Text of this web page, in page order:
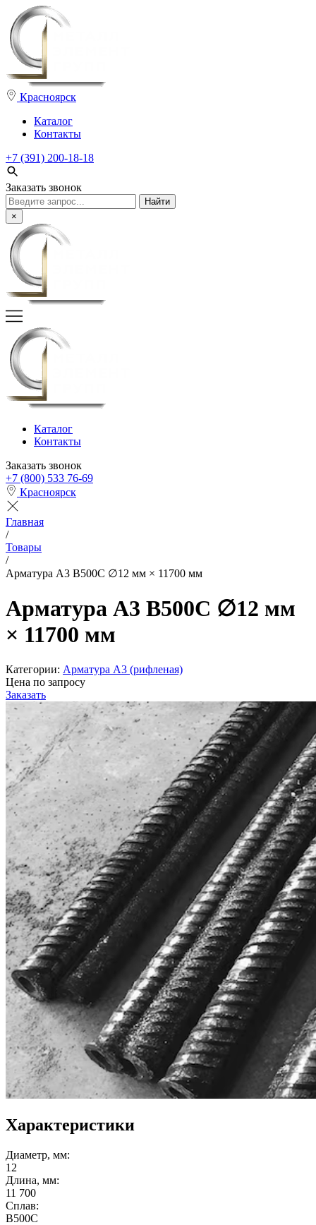
Красноярск
Каталог
Контакты
+7 (391) 200-18-18
Заказать звонок
Поиск:
×
Каталог
Контакты
Заказать звонок
+7 (800) 533 76-69
Красноярск
Главная
/
Товары
/
Арматура А3 В500С ∅12 мм × 11700 мм
Арматура А3 В500С ∅12 мм
× 11700 мм
Категории: Арматура А3 (рифленая)
Цена по запросу
Заказать
Характеристики
Диаметр, мм:
12
Длина, мм:
11 700
Сплав:
В500С